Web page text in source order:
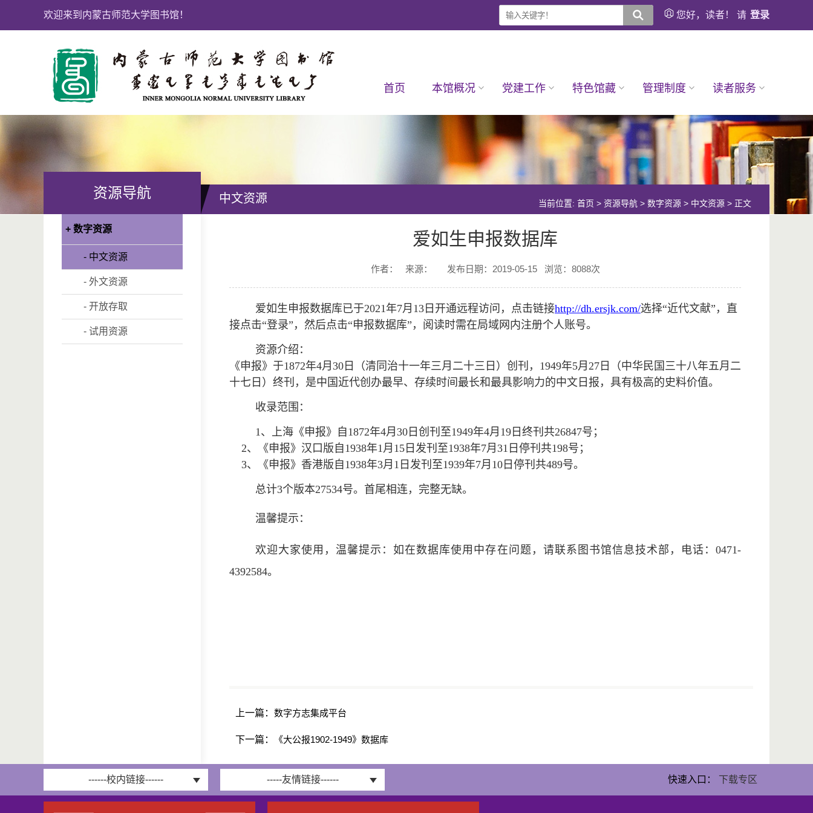
欢迎来到内蒙古师范大学图书馆！ 您好，读者！ 请 登录
首页 本馆概况 党建工作 特色馆藏 管理制度 读者服务
资源导航
+ 数字资源
- 中文资源
- 外文资源
- 开放存取
- 试用资源
中文资源 当前位置: 首页 > 资源导航 > 数字资源 > 中文资源 > 正文
爱如生申报数据库
作者： 来源： 发布日期：2019-05-15 浏览： 8088次
爱如生申报数据库已于2021年7月13日开通远程访问，点击链接http://dh.ersjk.com/选择“近代文献”，直
接点击“登录”，然后点击“申报数据库”，阅读时需在局域网内注册个人账号。
资源介绍：
《申报》于1872年4月30日（清同治十一年三月二十三日）创刊，1949年5月27日（中华民国三十八年五月二
十七日）终刊，是中国近代创办最早、存续时间最长和最具影响力的中文日报，具有极高的史料价值。
收录范围：
1、上海《申报》自1872年4月30日创刊至1949年4月19日终刊共26847号；
2、《申报》汉口版自1938年1月15日发刊至1938年7月31日停刊共198号；
3、《申报》香港版自1938年3月1日发刊至1939年7月10日停刊共489号。
总计3个版本27534号。首尾相连，完整无缺。
温馨提示：
欢迎大家使用，温馨提示：如在数据库使用中存在问题，请联系图书馆信息技术部，电话： 0471-
4392584。
上一篇： 数字方志集成平台
下一篇： 《大公报1902-1949》数据库
------校内链接------ -----友情链接------ 快速入口： 下载专区